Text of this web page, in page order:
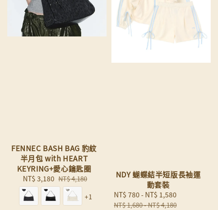
FENNEC BASH BAG 豹紋
半月包 with HEART
KEYRING+愛心鑰匙圈
Sale
price
NT$ 3,180 Regular
price
NT$ 4,180
+1
NDY 蝴蝶結半短版長袖運
動套裝
Sale
price
NT$ 780 - NT$ 1,580
NT$ 1,680-NT$ 4,180